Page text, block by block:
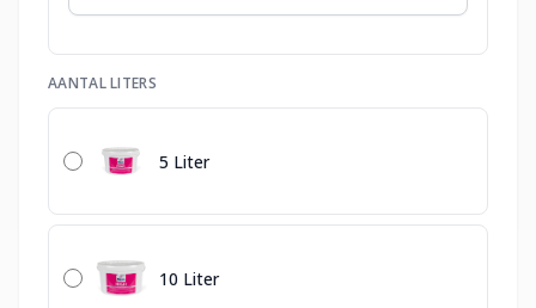
AANTAL LITERS
5 Liter
10 Liter